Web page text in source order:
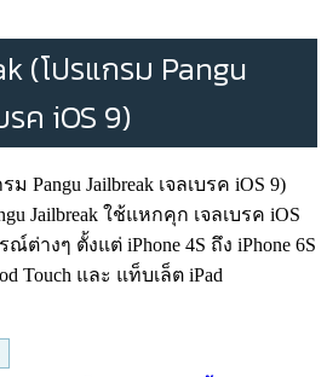
(โปรแกรม Pangu
ค iOS 9)
Jailbreak ใช้แหกคุก เจลเบรค iOS
ต่างๆ ตั้งแต่ iPhone 4S ถึง iPhone 6S
Touch และ แท็บเล็ต iPad